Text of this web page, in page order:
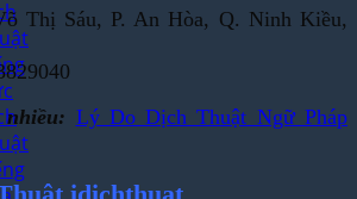
Thị Sáu, P. An Hòa, Q. Ninh Kiều,
Lý Do Dịch Thuật Ngữ Pháp